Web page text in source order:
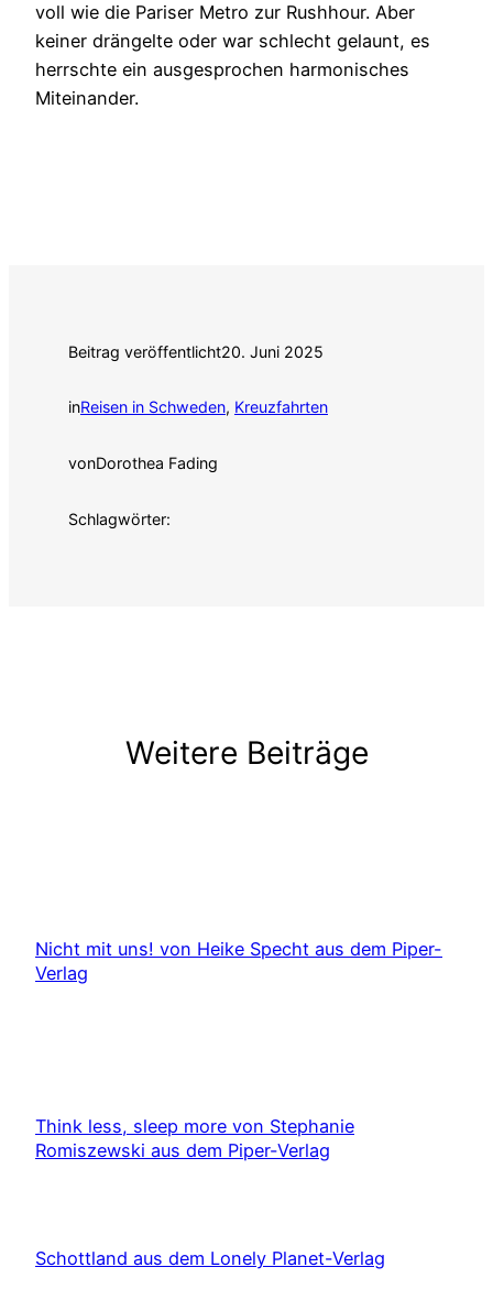
voll wie die Pariser Metro zur Rushhour. Aber
keiner drängelte oder war schlecht gelaunt, es
herrschte ein ausgesprochen harmonisches
Miteinander.
Beitrag veröffentlicht20. Juni 2025
inReisen in Schweden, Kreuzfahrten
vonDorothea Fading
Schlagwörter:
Weitere Beiträge
Nicht mit uns! von Heike Specht aus dem Piper-
Verlag
Think less, sleep more von Stephanie
Romiszewski aus dem Piper-Verlag
Schottland aus dem Lonely Planet-Verlag